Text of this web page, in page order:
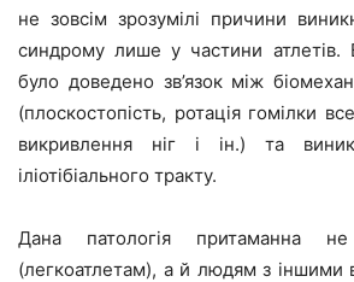
не зовсім зрозумілі причини
синдрому лише у частини атлетів.
було доведено зв’язок між
(плоскостопість, ротація гомілки
викривлення ніг і ін.) та
іліотібіального тракту.
Дана патологія притаманна
(легкоатлетам), а й людям з іншими